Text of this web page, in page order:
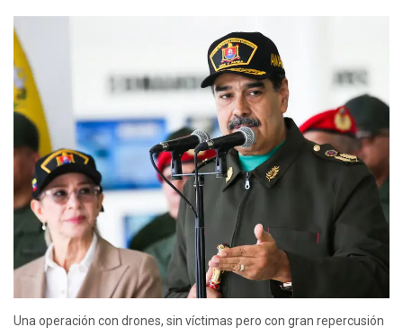
Una operación con drones, sin víctimas pero con gran repercusión